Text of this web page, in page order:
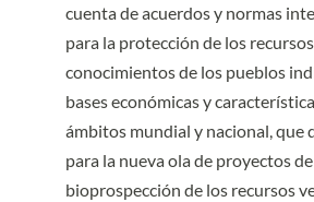
cuenta de acuerdos y normas
para la protección de los
conocimientos de los pueblos
bases económicas y
ámbitos mundial y nacional, que
para la nueva ola de proyectos de
bioprospección de los recursos